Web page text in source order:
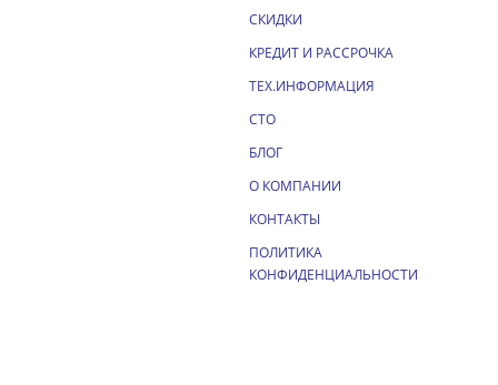
СКИДКИ
КРЕДИТ И РАССРОЧКА
ТЕХ.ИНФОРМАЦИЯ
СТО
БЛОГ
О КОМПАНИИ
КОНТАКТЫ
ПОЛИТИКА
КОНФИДЕНЦИАЛЬНОСТИ